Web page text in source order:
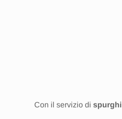
Con il servizio dispurghi